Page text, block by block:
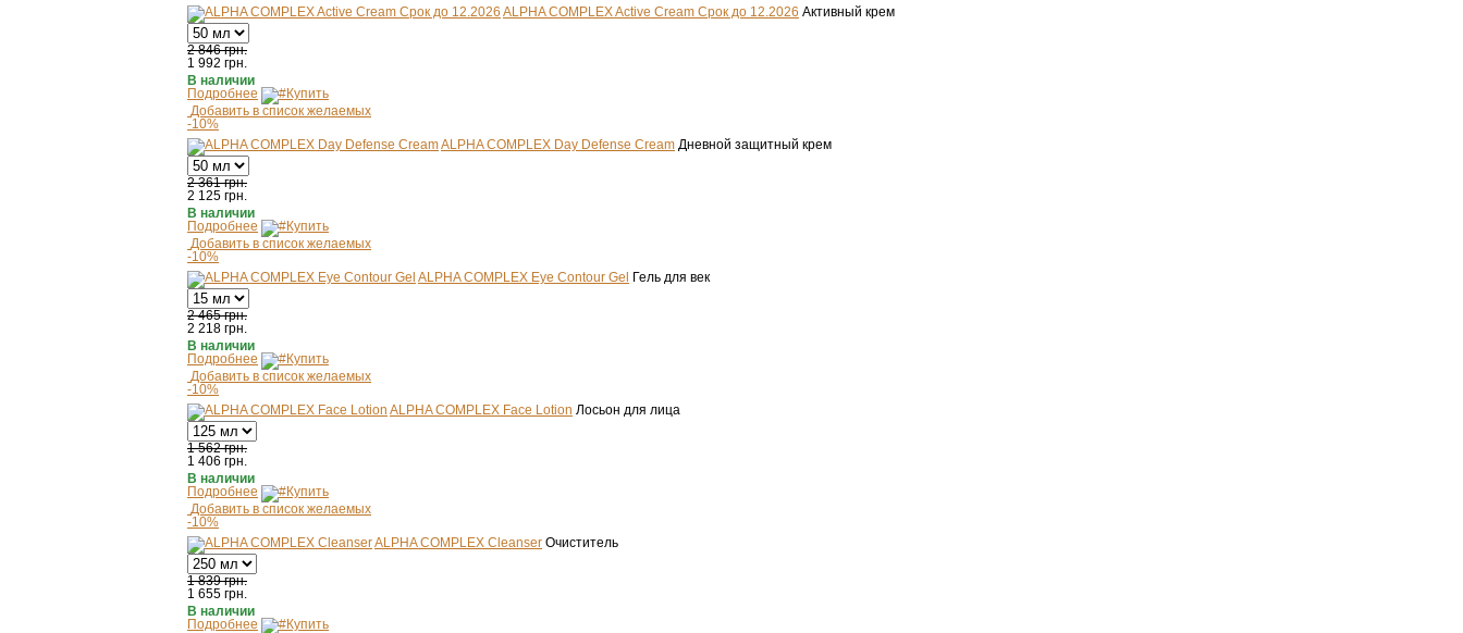
ALPHA COMPLEX Active Cream Срок до 12.2026 Активный крем
2 846 грн.
1 992 грн.
В наличии
Подробнее
Купить
Добавить в список желаемых
-10%
ALPHA COMPLEX Day Defense Cream Дневной защитный крем
2 361 грн.
2 125 грн.
В наличии
Подробнее
Купить
Добавить в список желаемых
-10%
ALPHA COMPLEX Eye Contour Gel
Гель для век
2 465 грн.
2 218 грн.
В наличии
Подробнее
Купить
Добавить в список желаемых
-10%
ALPHA COMPLEX Face Lotion Лосьон для лица
1 562 грн.
1 406 грн.
В наличии
Подробнее
Купить
Добавить в список желаемых
-10%
ALPHA COMPLEX Cleanser Очиститель
1 839 грн.
1 655 грн.
В наличии
Подробнее
Купить